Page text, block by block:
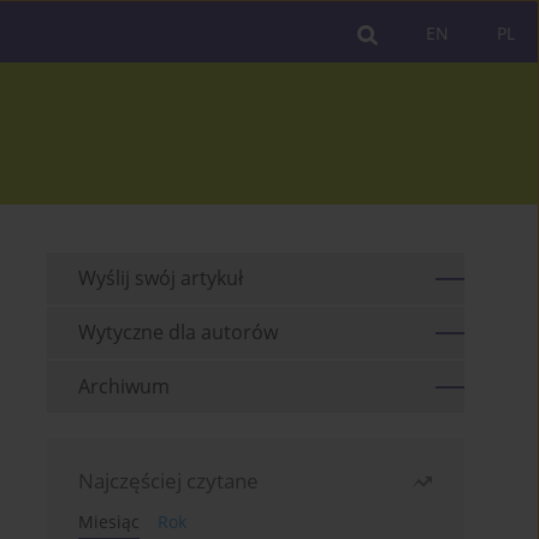
PL
EN
Wyślij swój artykuł
Wytyczne dla autorów
Archiwum
Najczęściej czytane
Miesiąc
Rok